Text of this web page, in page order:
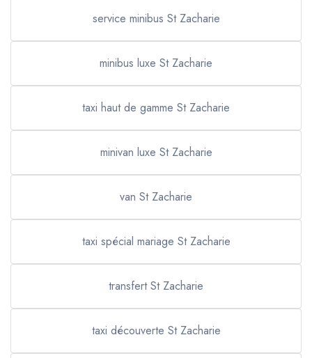
service minibus St Zacharie
minibus luxe St Zacharie
taxi haut de gamme St Zacharie
minivan luxe St Zacharie
van St Zacharie
taxi spécial mariage St Zacharie
transfert St Zacharie
taxi découverte St Zacharie